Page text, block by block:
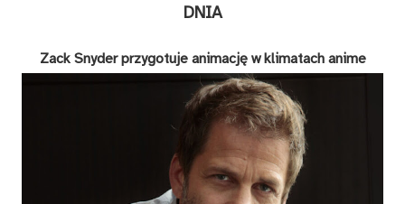
DNIA
Zack Snyder przygotuje animację w klimatach anime